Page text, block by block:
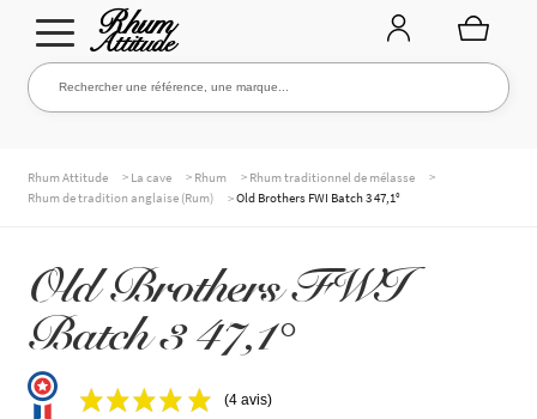
Aller
à
Aller
au
Rechercher une référence, une marque...
Rechercher
NOS RHUMS
Rhum Attitude > La cave > Rhum > Rhum traditionnel de mélasse
>
Rhum de tradition anglaise (Rum)
>Old Brothers FWI Batch 3 47,1°
Old Brothers FWI
Batch 3 47,1°
(4 avis)